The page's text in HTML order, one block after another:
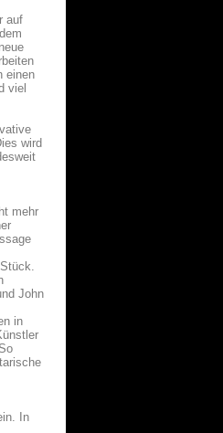
auf
einen
viel
wird
mehr
John
in
In